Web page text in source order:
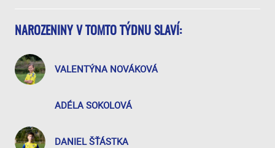
NAROZENINY V TOMTO TÝDNU SLAVÍ:
VALENTÝNA NOVÁKOVÁ
ADÉLA SOKOLOVÁ
DANIEL ŠŤÁSTKA